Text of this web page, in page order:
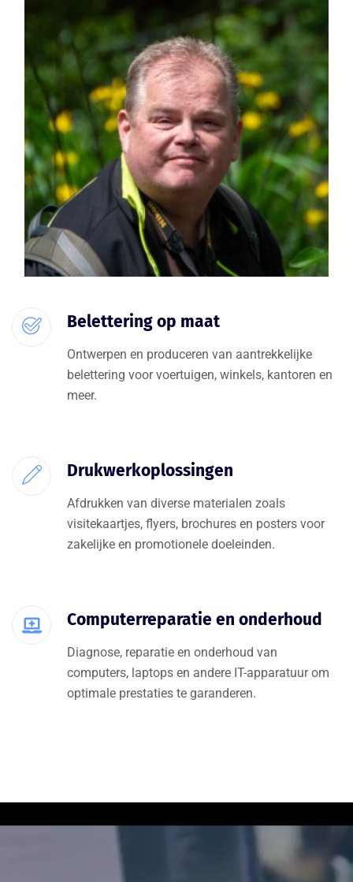
Belettering op maat
Ontwerpen en produceren van aantrekkelijke
belettering voor voertuigen, winkels, kantoren en
meer.
Drukwerkoplossingen
Afdrukken van diverse materialen zoals
visitekaartjes, flyers, brochures en posters voor
zakelijke en promotionele doeleinden.
Computerreparatie en onderhoud
Diagnose, reparatie en onderhoud van
computers, laptops en andere IT-apparatuur om
optimale prestaties te garanderen.